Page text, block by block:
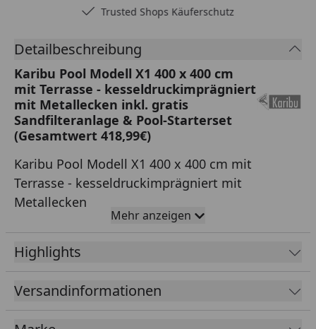
Trusted Shops Käuferschutz
Detailbeschreibung
Karibu Pool Modell X1 400 x 400 cm
mit Terrasse - kesseldruckimprägniert
mit Metallecken inkl. gratis
Sandfilteranlage & Pool-Starterset
(Gesamtwert 418,99€)
Karibu Pool Modell X1 400 x 400 cm mit
Terrasse - kesseldruckimprägniert mit
Metallecken
38 mm Blockbohlenbauweise
kesseldruckimprägniert
Profilhölzer mit Doppelnut- und Feder mit
perfektem Sitz durch modernste Frästechnik
Wasserabweisende Profilierung der Blockbohlen
Mehr anzeigen
Highlights
Versandinformationen